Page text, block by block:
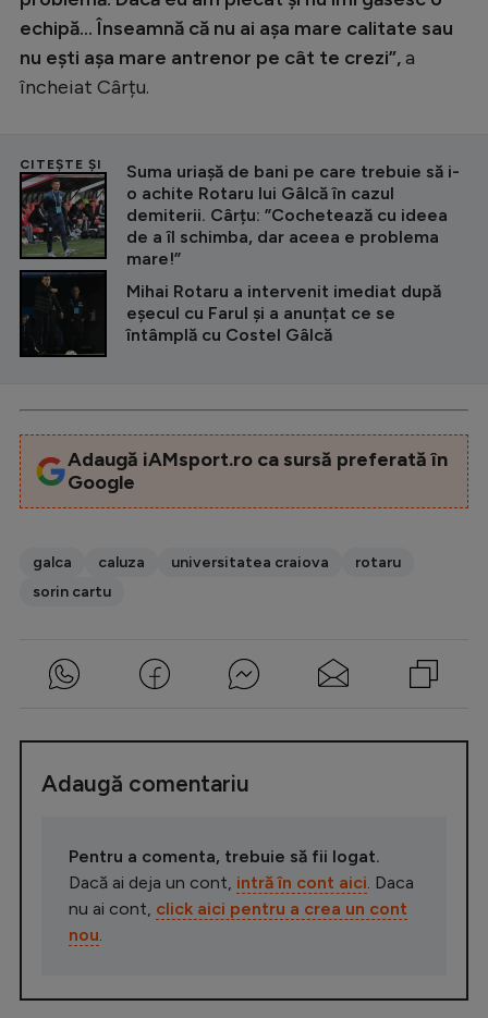
echipă… Înseamnă că nu ai așa mare calitate sau
nu ești așa mare antrenor pe cât te crezi”,a
încheiat Cârțu.
CITEȘTE ȘI
Suma uriașă de bani pe care trebuie să i-
o achite Rotaru lui Gâlcă în cazul
demiterii. Cârțu: ”Cochetează cu ideea
de a îl schimba, dar aceea e problema
mare!”
Mihai Rotaru a intervenit imediat după
eșecul cu Farul și a anunțat ce se
întâmplă cu Costel Gâlcă
Adaugă iAMsport.ro ca sursă preferată în
Google
galca caluza universitatea craiova
rotaru
sorin cartu
Adaugă comentariu
Pentru a comenta, trebuie să fii logat.
Dacă ai deja un cont, intră în cont aici. Daca
nu ai cont, click aici pentru a crea un cont
nou.